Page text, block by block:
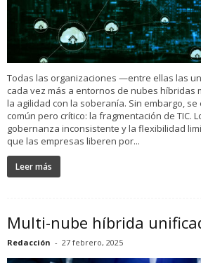
Todas las organizaciones —entre ellas las
cada vez más a entornos de nubes híbridas
la agilidad con la soberanía. Sin embargo,
común pero crítico: la fragmentación de TIC.
gobernanza inconsistente y la flexibilidad
que las empresas liberen por...
Leer más
Multi-nube híbrida
Redacción - 27 febrero, 2025